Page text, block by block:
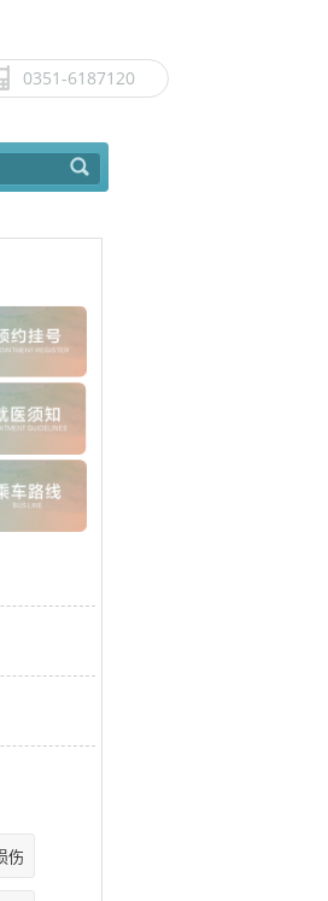
0351-6187120
伤